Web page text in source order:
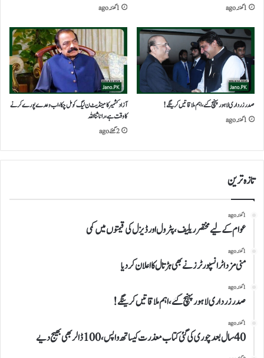
1 گھنٹہ ago 1 گھنٹہ ago
صدرزرداری لاہور پہنچ گئے،اہم ملاقاتیں کرینگے!
1 گھنٹہ ago
آزاد کشمیر کامینڈیٹ ن لیگ کو مل چکا،اب وعدے پورے کرنے
کا وقت ہے،رانا ثنا اللہ
2 گھنٹے ago
تازہ ترین
1 گھنٹہ ago
عوام کے لیے مختصر ریلیف، پٹرول اور ڈیزل کی قیمتوں میں کمی
1 گھنٹہ ago
منی مزداٹرانسپورٹرز نے بھی ہڑتال کااعلان کردیا
1 گھنٹہ ago
صدرزرداری لاہور پہنچ گئے،اہم ملاقاتیں کرینگے!
1 گھنٹہ ago
40سال بعدچوری کی گئی کتاب معذرت کیساتھ واپس،100ڈالر بھی بھیج دیے